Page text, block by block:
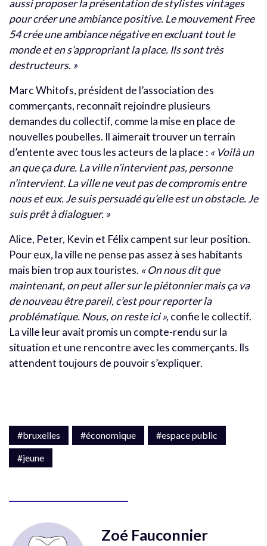
aussi proposer la présentation de stylistes vintages
pour créer une ambiance positive. Le mouvement Free
54 crée une ambiance négative en excluant tout le
monde et en s’appropriant la place. Ils sont très
destructeurs. »
Marc Whitofs, président de l’association des
commerçants, reconnaît rejoindre plusieurs
demandes du collectif, comme la mise en place de
nouvelles poubelles. Il aimerait trouver un terrain
d’entente avec tous les acteurs de la place : « Voilà un
an que ça dure. La ville n’intervient pas, personne
n’intervient. La ville ne veut pas de compromis entre
nous et eux. Je suis persuadé qu’elle est un obstacle. Je
suis prêt à dialoguer. »
Alice, Peter, Kevin et Félix campent sur leur position.
Pour eux, la ville ne pense pas assez à ses habitants
mais bien trop aux touristes. « On nous dit que
maintenant, on peut aller sur le piétonnier mais ça va
de nouveau être pareil, c’est pour reporter la
problématique. Nous, on reste ici »,confie le collectif.
La ville leur avait promis un compte-rendu sur la
situation et une rencontre avec les commerçants. Ils
attendent toujours de pouvoir s’expliquer.
#bruxelles #économique
#espace public
#jeune
Zoé Fauconnier